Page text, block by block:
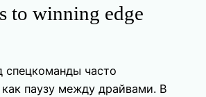
to winning edge
спецкоманды часто
паузу между драйвами. В